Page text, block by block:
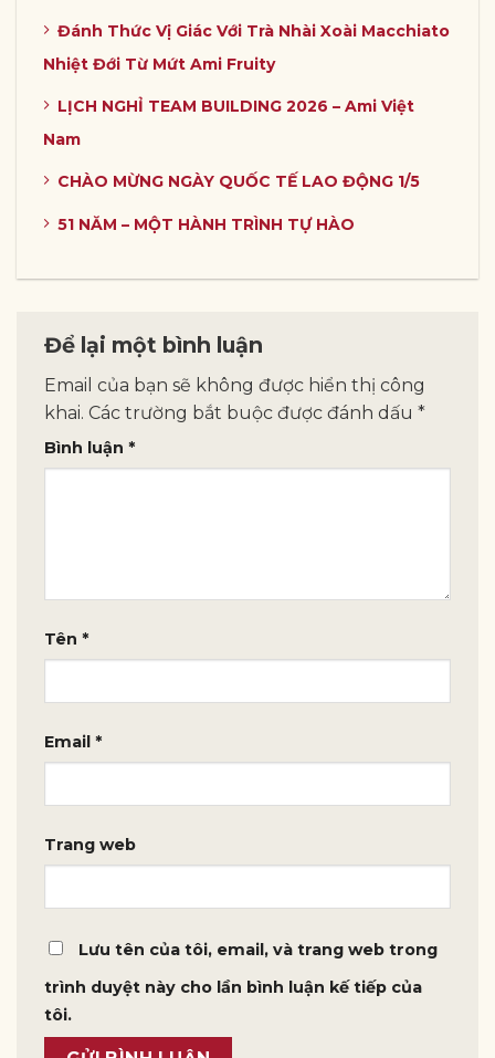
Đánh Thức Vị Giác Với Trà Nhài Xoài Macchiato
Nhiệt Đới Từ Mứt Ami Fruity
LỊCH NGHỈ TEAM BUILDING 2026 – Ami Việt
Nam
CHÀO MỪNG NGÀY QUỐC TẾ LAO ĐỘNG 1/5
51 NĂM – MỘT HÀNH TRÌNH TỰ HÀO
Để lại một bình luận
Email của bạn sẽ không được hiển thị công
khai. Các trường bắt buộc được đánh dấu *
Bình luận *
Tên *
Email *
Trang web
Lưu tên của tôi, email, và trang web trong
trình duyệt này cho lần bình luận kế tiếp của
tôi.